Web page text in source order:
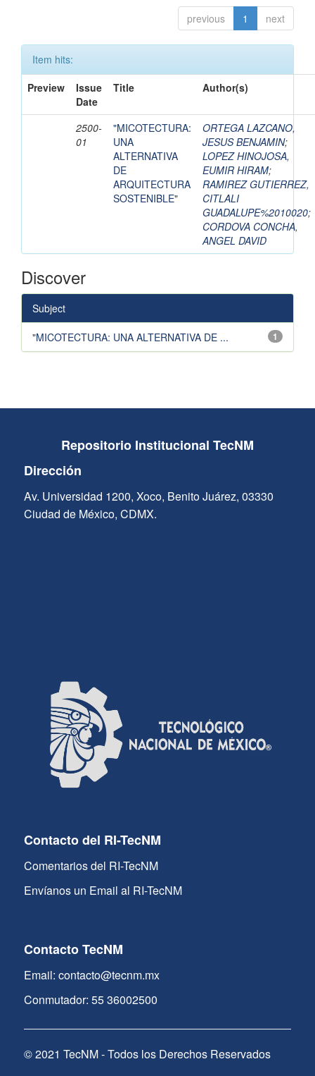
previous 1 next
Item hits:
Preview
Issue
Date
Title Author(s)
2500-
01
"MICOTECTURA:
UNA
ALTERNATIVA
DE
ARQUITECTURA
SOSTENIBLE"
ORTEGA LAZCANO,
JESUS BENJAMIN;
LOPEZ HINOJOSA,
EUMIR HIRAM;
RAMIREZ GUTIERREZ,
CITLALI
GUADALUPE%2010020;
CORDOVA CONCHA,
ANGEL DAVID
Discover
Subject
1
"MICOTECTURA: UNA ALTERNATIVA DE ...
Repositorio Institucional TecNM
Dirección
Av. Universidad 1200, Xoco, Benito Juárez, 03330
Ciudad de México, CDMX.
Contacto del RI-TecNM
Comentarios del RI-TecNM
Envíanos un Email al RI-TecNM
Contacto TecNM
Email: contacto@tecnm.mx
Conmutador: 55 36002500
© 2021 TecNM - Todos los Derechos Reservados